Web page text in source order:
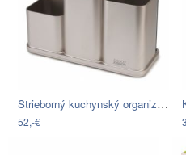
Strieborný kuchynský organizér s…
52,-€